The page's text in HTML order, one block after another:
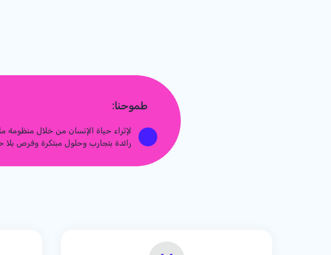
طموحنا:
لإثراء حياة الإنسان من خلال منظومة
رائدة بتجارب وحلول مبتكرة وفرص بلا